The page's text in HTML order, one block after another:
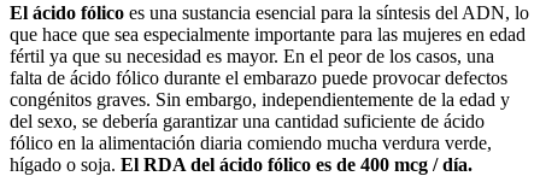
El ácido fólico es una sustancia esencial para la síntesis del ADN, lo
que hace que sea especialmente importante para las mujeres en edad
fértil ya que su necesidad es mayor. En el peor de los casos, una
falta de ácido fólico durante el embarazo puede provocar defectos
congénitos graves. Sin embargo, independientemente de la edad y
del sexo, se debería garantizar una cantidad suficiente de ácido
fólico en la alimentación diaria comiendo mucha verdura verde,
hígado o soja. El RDA del ácido fólico es de 400 mcg / día.